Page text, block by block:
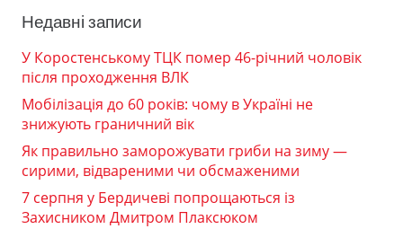
Недавні записи
У Коростенському ТЦК помер 46-річний чоловік
після проходження ВЛК
Мобілізація до 60 років: чому в Україні не
знижують граничний вік
Як правильно заморожувати гриби на зиму —
сирими, відвареними чи обсмаженими
7 серпня у Бердичеві попрощаються із
Захисником Дмитром Плаксюком